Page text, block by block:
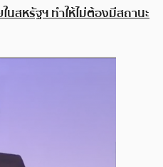
สหรัฐฯ ทำให้ไม่ต้องมีสถานะ